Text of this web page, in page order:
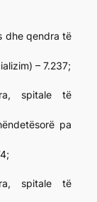
dhe qendra të
– 7.237;
spitale të
pa
spitale të